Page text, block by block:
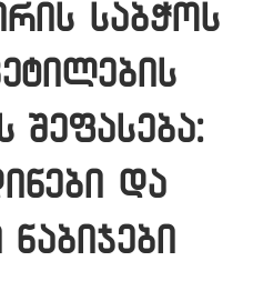
საბჭოს
შეფასება:
და
ნაბიჯები